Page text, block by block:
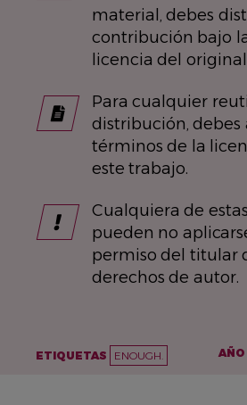
material, debes
contribución bajo
licencia del
Para cualquier
distribución, debes
términos de la
este trabajo.
Cualquiera de
pueden no
permiso del titular
derechos de autor.
ETIQUETAS ENOUGH. AÑO